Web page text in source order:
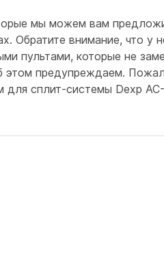
мы можем вам
Обратите внимание, что у
пультами, которые не
этом предупреждаем.
для сплит-системы Dexp